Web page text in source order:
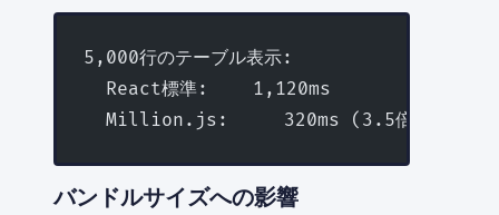
5,000行のテーブル表示:
  React標準:    1,120ms
  Million.js:     320ms (3.5倍高速化)
バンドルサイズへの影響